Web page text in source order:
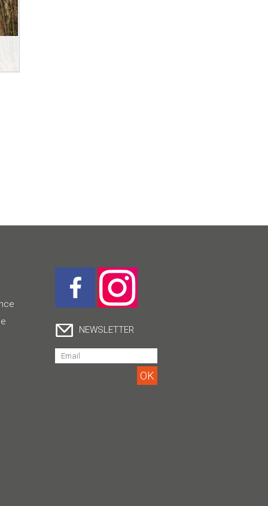
NEWSLETTER